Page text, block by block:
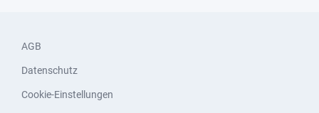
AGB
Datenschutz
Cookie-Einstellungen